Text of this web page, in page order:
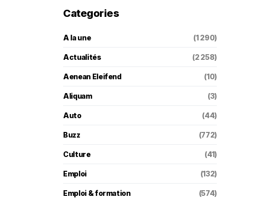
Categories
A la une (1 290)
Actualités (2 258)
Aenean Eleifend (10)
Aliquam (3)
Auto (44)
Buzz (772)
Culture (41)
Emploi (132)
Emploi & formation (574)